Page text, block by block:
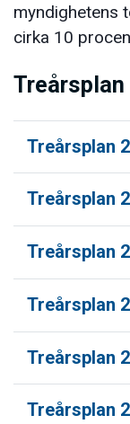
myndighetens
cirka 10
Treårsplan
Treårsplan
Treårsplan
Treårsplan
Treårsplan
Treårsplan
Treårsplan